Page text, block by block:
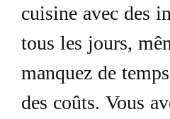
cuisine avec des
tous les jours,
manquez de
des coûts. Vous